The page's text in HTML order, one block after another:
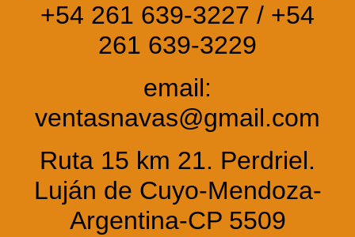
+54 261 639-3227 / +54
261 639-3229
email:
ventasnavas@gmail.com
Ruta 15 km 21. Perdriel.
Luján de Cuyo-Mendoza-
Argentina-CP 5509